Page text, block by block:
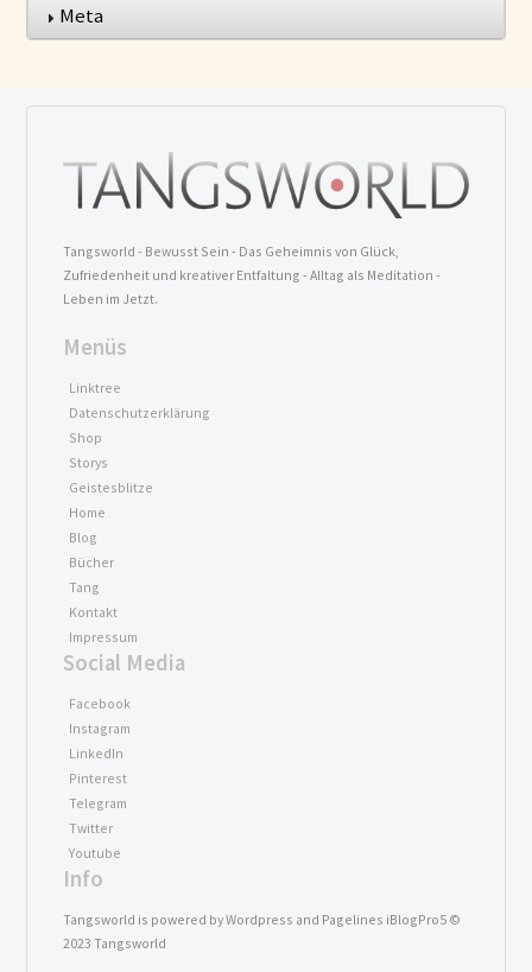
Meta
Tangsworld - Bewusst Sein - Das Geheimnis von Glück,
Zufriedenheit und kreativer Entfaltung - Alltag als Meditation -
Leben im Jetzt.
Menüs
Linktree
Datenschutzerklärung
Shop
Storys
Geistesblitze
Home
Blog
Bücher
Tang
Kontakt
Impressum
Social Media
Facebook
Instagram
LinkedIn
Pinterest
Telegram
Twitter
Youtube
Info
Tangsworld is powered by Wordpress and Pagelines iBlogPro5 ©
2023 Tangsworld